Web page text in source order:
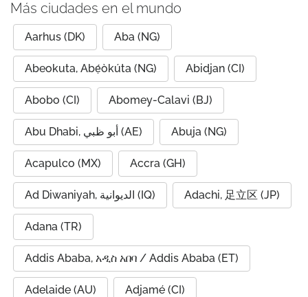
Más ciudades en el mundo
Aarhus (DK) Aba (NG)
Abeokuta, Abẹ́òkúta (NG) Abidjan (CI)
Abobo (CI) Abomey-Calavi (BJ)
Abu Dhabi, أبو ظبي (AE) Abuja (NG)
Acapulco (MX) Accra (GH)
Ad Diwaniyah, الديوانية (IQ) Adachi, 足立区 (JP)
Adana (TR)
Addis Ababa, አዲስ አበባ / Addis Ababa (ET)
Adelaide (AU) Adjamé (CI)